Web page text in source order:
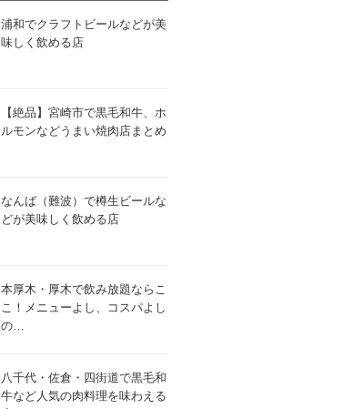
浦和でクラフトビールなどが美
味しく飲める店
【絶品】宮崎市で黒毛和牛、ホ
ルモンなどうまい焼肉店まとめ
なんば（難波）で樽生ビールな
どが美味しく飲める店
本厚木・厚木で飲み放題ならこ
こ！メニューよし、コスパよし
の…
八千代・佐倉・四街道で黒毛和
牛など人気の肉料理を味わえる